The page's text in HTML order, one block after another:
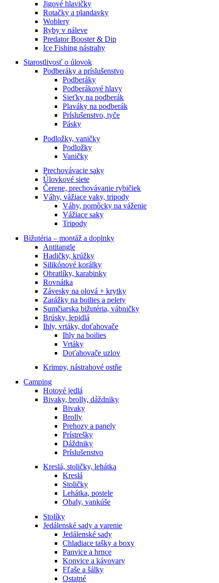
Jigové hlavičky
Rotačky a plandavky
Woblery
Ryby v náleve
Predator Booster & Dip
Ice Fishing nástrahy
Starostlivosť o úlovok
Podberáky a príslušenstvo
Podberáky
Podberákové hlavy
Sieťky na podberák
Plaváky na podberák
Príslušenstvo, tyče
Pásky
Podložky, vaničky
Podložky
Vaničky
Prechovávacie saky
Úlovkové siete
Čerene, prechovávanie rybičiek
Váhy, vážiace vaky, tripody
Váhy, pomôcky na váženie
Vážiace saky
Tripody
Bižutéria – montáž a doplnky
Antitangle
Hadičky, krúžky
Silikónové korálky
Obratlíky, karabinky
Rovnátka
Závesky na olová + krytky
Zarážky na boilies a pelety
Sumčiarska bižutéria, vábničky
Brúsky, lepidlá
Ihly, vrtáky, doťahovače
Ihly na boilies
Vrtáky
Doťahovače uzlov
Krimpy, nástrahové ostňe
Camping
Hotové jedlá
Bivaky, brolly, dáždniky
Bivaky
Brolly
Prehozy a panely
Prístrešky
Dáždniky
Príslušenstvo
Kreslá, stoličky, lehátka
Kreslá
Stoličky
Lehátka, postele
Obaly, vankúše
Stolíky
Jedálenské sady a varenie
Jedálenské sady
Chladiace tašky a boxy
Panvice a hrnce
Konvice a kávovary
Fľaše a šálky
Ostatné